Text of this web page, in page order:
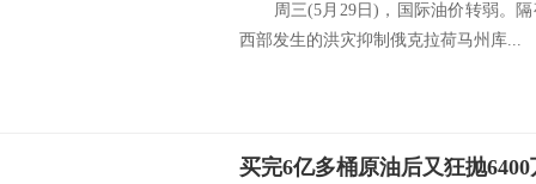
周三(5月29日)，国际油价转弱。隔
西部发生的洪灾抑制俄克拉荷马州库...